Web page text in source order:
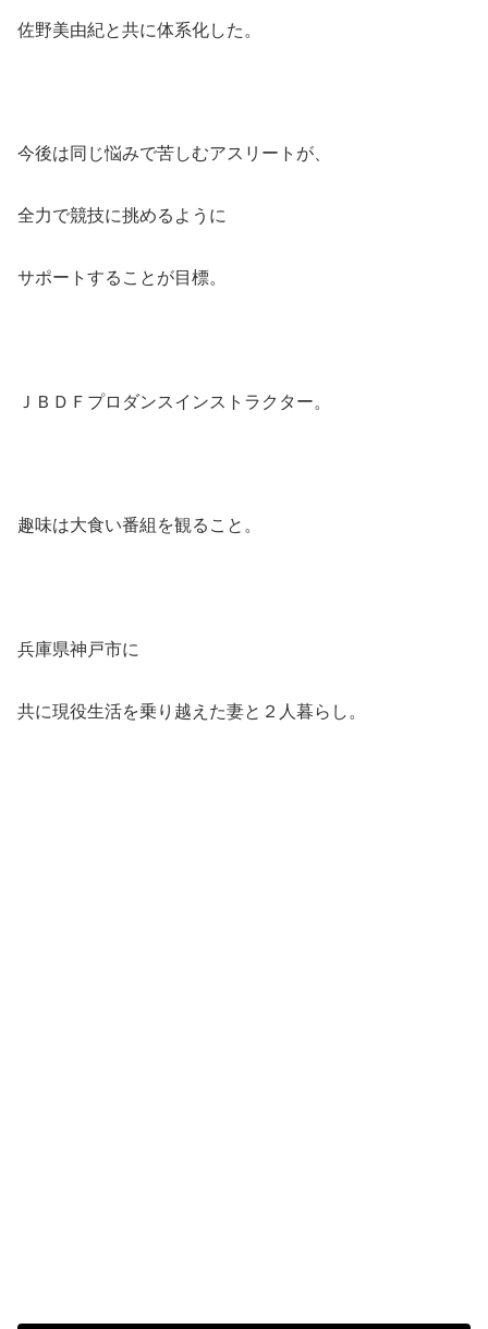
佐野美由紀と共に体系化した。
今後は同じ悩みで苦しむアスリートが、
全力で競技に挑めるように
サポートすることが目標。
ＪＢＤＦプロダンスインストラクター。
趣味は大食い番組を観ること。
兵庫県神戸市に
共に現役生活を乗り越えた妻と２人暮らし。